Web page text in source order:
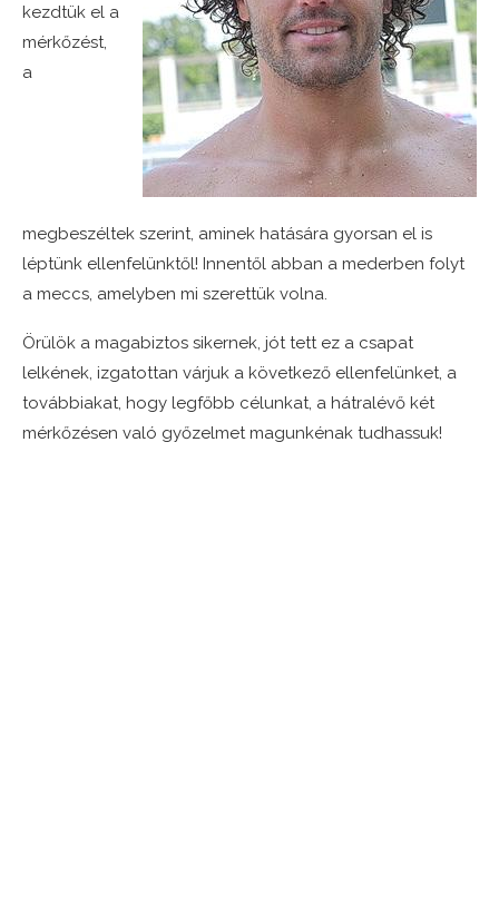
kezdtük el a
mérkőzést,
a
megbeszéltek szerint, aminek hatására gyorsan el is
léptünk ellenfelünktől! Innentől abban a mederben folyt
a meccs, amelyben mi szerettük volna.
Örülök a magabiztos sikernek, jót tett ez a csapat
lelkének, izgatottan várjuk a következő ellenfelünket, a
továbbiakat, hogy legfőbb célunkat, a hátralévő két
mérkőzésen való győzelmet magunkénak tudhassuk!